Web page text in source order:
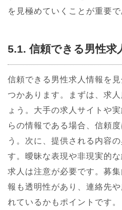
を見極めていくことが重要で
5.1. 信頼できる男性求
信頼できる男性求人情報を
つかあります。まずは、求
ょう。大手の求人サイトや
らの情報である場合、信頼
う。次に、提供される内容
す。曖昧な表現や非現実的
求人は注意が必要です。募
報も透明性があり、連絡先
れているかもポイントです